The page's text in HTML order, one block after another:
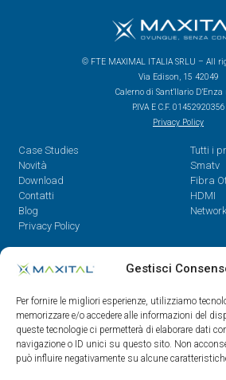
Gestisci
Per fornire le migliori esperienze, utilizziamo
memorizzare e/o accedere alle informazioni del
queste tecnologie ci permetterà di elaborare dati
navigazione o ID unici su questo sito. Non
può influire negativamente su alcune
© FTE MAXIMAL ITALIA SRLU – All
Via Edison, 15 42049
Calerno di Sant’Ilario D’Enza
P.IVA E C.F. 01452920356
Privacy Policy
Case Studies
Novità
Download
Contatti
Blog
Privacy Policy
Tutti i
Smatv
Fibra
HDMI
Contatti
08.30 - 12.30 / 14 - 18
0522/909701
0522/909748